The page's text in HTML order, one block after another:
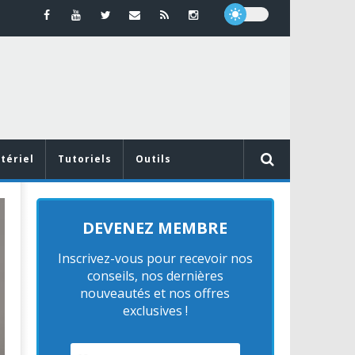
Tutoriels Outils
MATÉRIEL
Vidéoprojecteurs Asus : Top 6 des
meilleurs modèles de la marque
MATÉRIEL
DEVENEZ MEMBRE
Inscrivez-vous pour recevoir nos
conseils, nos dernières
nouveautés et nos offres
exclusives !